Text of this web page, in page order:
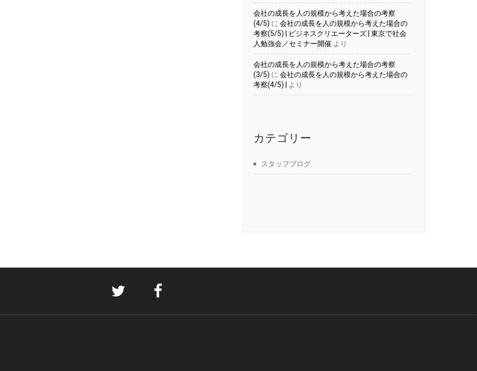
会社の成長を人の規模から考えた場合の考察
(4/5) に 会社の成長を人の規模から考えた場合の
考察(5/5) | ビジネスクリエーターズ | 東京で社会
人勉強会／セミナー開催 より
会社の成長を人の規模から考えた場合の考察
(3/5) に 会社の成長を人の規模から考えた場合の
考察(4/5) |
より
カテゴリー
スタッフブログ